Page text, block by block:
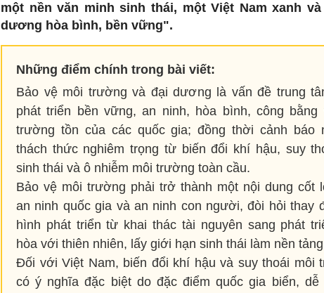
một nền văn minh sinh thái, một Việt Nam xanh
dương hòa bình, bền vững".
Những điểm chính trong bài viết:
Bảo vệ môi trường và đại dương là vấn đề trung
phát triển bền vững, an ninh, hòa bình, công bằng
trường tồn của các quốc gia; đồng thời cảnh báo
thách thức nghiêm trọng từ biến đổi khí hậu, suy
sinh thái và ô nhiễm môi trường toàn cầu.
Bảo vệ môi trường phải trở thành một nội dung cốt
an ninh quốc gia và an ninh con người, đòi hỏi thay
hình phát triển từ khai thác tài nguyên sang phát
hòa với thiên nhiên, lấy giới hạn sinh thái làm nền
Đối với Việt Nam, biến đổi khí hậu và suy thoái môi
có ý nghĩa đặc biệt do đặc điểm quốc gia biển, dễ